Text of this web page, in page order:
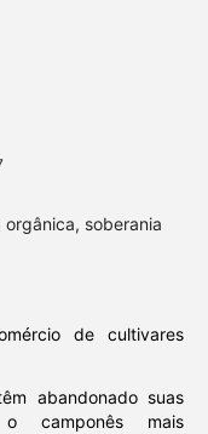
soberania
de cultivares
abandonado suas
o camponês mais